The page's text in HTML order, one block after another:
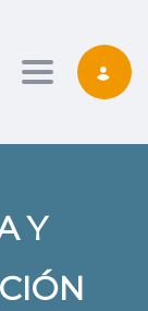
Toggle
Y